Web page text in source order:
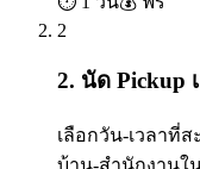
2
2. นัด Pickup
เลือกวัน-เวลาที่ส
บ้าน-สำนักงานใ